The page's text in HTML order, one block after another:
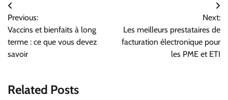
Navigation
de
l’article
Previous:
Vaccins et bienfaits à long
terme : ce que vous devez
savoir
Next:
Les meilleurs prestataires de
facturation électronique pour
les PME et ETI
Related Posts